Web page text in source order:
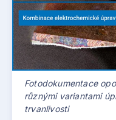
Fotodokumentace
různými variantami
trvanlivosti